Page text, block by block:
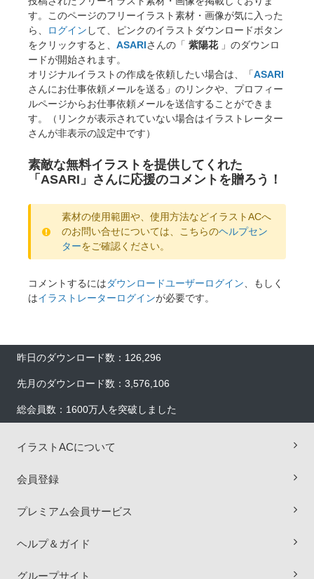
す。このページのフリーイラスト素材・画像が気に入った
ら、
ログイン して、ピンクのイラストダウンロードボタン
をクリックすると、 ASARIさんの「 紫陽花」のダウンロ
ードが開始されます。
オリジナルイラストの作成を依頼したい場合は、「ASARI
さんにお仕事依頼メールを送る」のリンクや、プロフィー
ルページからお仕事依頼メールを送信することができま
す。（リンクが表示されていない場合はイラストレーター
さんが非表示の設定中です）
素敵な無料イラストを提供してくれた
「ASARI」さんに応援のコメントを贈ろう！
素材の使用範囲や、使用方法などイラストACへ
のお問い合せについては、こちらのヘルプセン
ターをご確認ください。
コメントするにはダウンロードユーザーログイン、もしく
はイラストレーターログインが必要です。
昨日のダウンロード数：126,296
先月のダウンロード数：3,576,106
総会員数：1600万人を突破しました
イラストACについて
会員登録
プレミアム会員サービス
ヘルプ＆ガイド
グループサイト